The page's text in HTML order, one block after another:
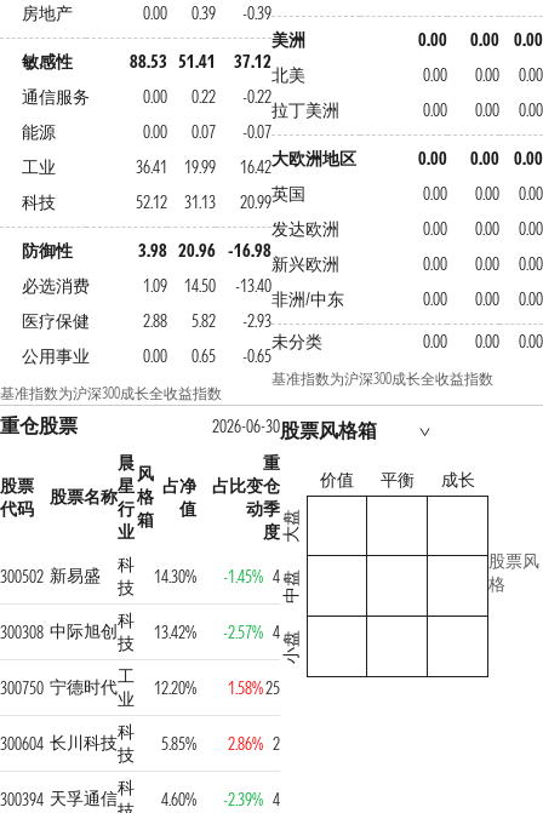
房地产 0.00 0.39 -0.39
敏感性 88.53 51.41
37.12
通信服务
0.00 0.22
-0.22
能源
0.00 0.07
-0.07
工业
36.41 19.99
16.42
科技
52.12 31.13 20.99
防御性 3.98 20.96 -16.98
必选消费
1.09 14.50
-13.40
医疗保健
2.88 5.82
-2.93
公用事业
0.00 0.65 -0.65
基准指数为沪深300成长全收益指数
美洲 0.00 0.00
0.00
北美
0.00 0.00
0.00
拉丁美洲
0.00 0.00 0.00
大欧洲地区 0.00 0.00
0.00
英国
0.00 0.00
0.00
发达欧洲
0.00 0.00
0.00
新兴欧洲
0.00 0.00
0.00
非洲/中东
0.00 0.00
0.00
未分类
0.00 0.00 0.00
基准指数为沪深300成长全收益指数
重仓股票 2026-06-30
股票
代码
股票名称
晨
星
行
业
风
格
箱
占净
值
占比变
动
重
仓
季
度
300502 新易盛
科
技
14.30% -1.45% 4
300308 中际旭创科
技
13.42% -2.57% 4
300750 宁德时代工
业
12.20% 1.58%25
300604 长川科技科
技
5.85% 2.86% 2
300394 天孚通信科
4.60% -2.39% 4
股票风格箱
价值 平衡 成长
大盘
中盘
小盘
股票风
格